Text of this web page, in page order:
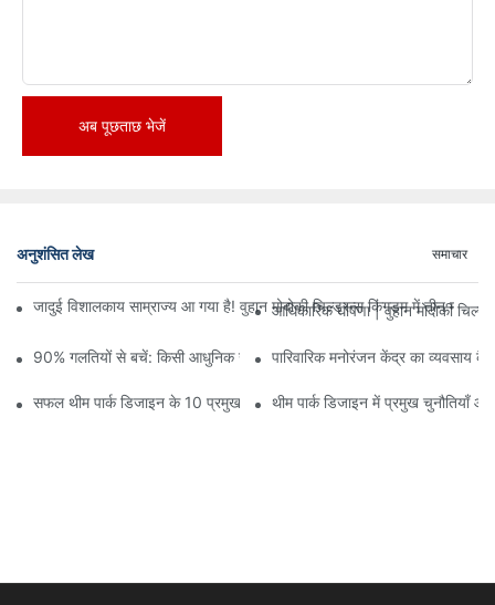
अब पूछताछ भेजें
अनुशंसित लेख समाचार
जादुई विशालकाय साम्राज्य आ गया है! वुहान मोदोकी चिल्ड्रन्स किंगडम में तीन
आधिकारिक घोषणा | वुहान मोदोकी
90% गलतियों से बचें: किसी आधुनिक खेल केंद्र में निवेश करते समय, योजना और
पारिवारिक मनोरंजन केंद्र का व्यवसाय
सफल थीम पार्क डिजाइन के 10 प्रमुख सिद्धांतथीम पार्क डिजाइन में प्रमुख चुनौतियाँ